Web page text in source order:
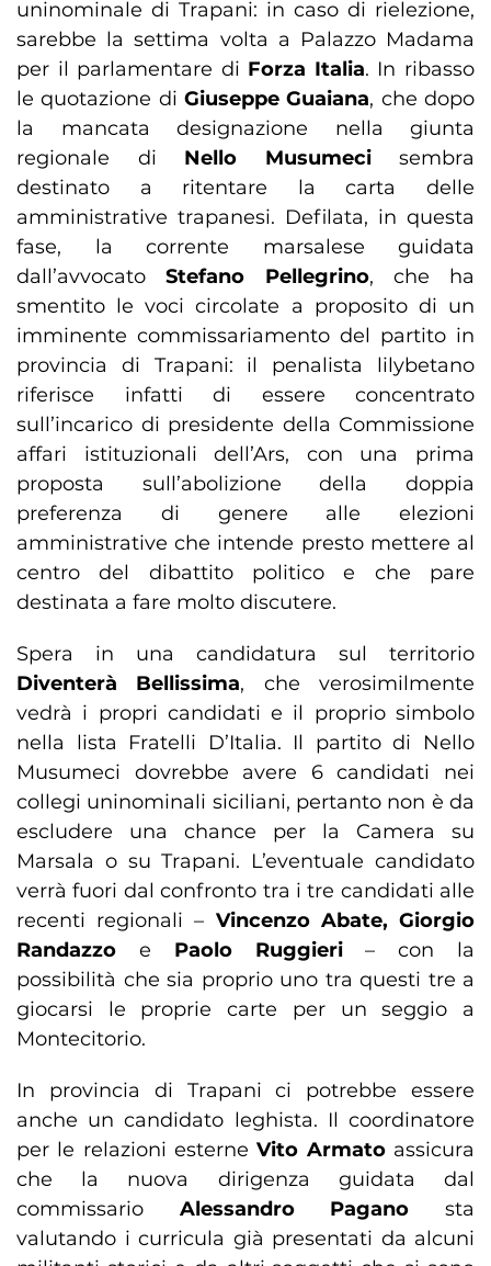
uninominale di Trapani: in caso di rielezione,
sarebbe la settima volta a Palazzo Madama
per il parlamentare di Forza Italia. In ribasso
le quotazione di Giuseppe Guaiana, che dopo
la mancata designazione nella giunta
regionale di Nello Musumecisembra
destinato a ritentare la carta delle
amministrative trapanesi. Defilata, in questa
fase, la corrente marsalese guidata
dall’avvocatoStefano Pellegrino, che ha
smentito le voci circolate a proposito di un
imminente commissariamento del partito in
provincia di Trapani: il penalista lilybetano
riferisce infatti di essere concentrato
sull’incarico di presidente della Commissione
affari istituzionali dell’Ars, con una prima
proposta sull’abolizione della doppia
preferenza di genere alle elezioni
amministrative che intende presto mettere al
centro del dibattito politico e che pare
destinata a fare molto discutere.
Spera in una candidatura sul territorio
Diventerà Bellissima, che verosimilmente
vedrà i propri candidati e il proprio simbolo
nella lista Fratelli D’Italia. Il partito di Nello
Musumeci dovrebbe avere 6 candidati nei
collegi uninominali siciliani, pertanto non è da
escludere una chance per la Camera su
Marsala o su Trapani. L’eventuale candidato
verrà fuori dal confronto tra i tre candidati alle
recenti regionali – Vincenzo Abate, Giorgio
Randazzo e Paolo Ruggieri– con la
possibilità che sia proprio uno tra questi tre a
giocarsi le proprie carte per un seggio a
Montecitorio.
In provincia di Trapani ci potrebbe essere
anche un candidato leghista. Il coordinatore
per le relazioni esterneVito Armatoassicura
che la nuova dirigenza guidata dal
commissario Alessandro Pagano sta
valutando i curricula già presentati da alcuni